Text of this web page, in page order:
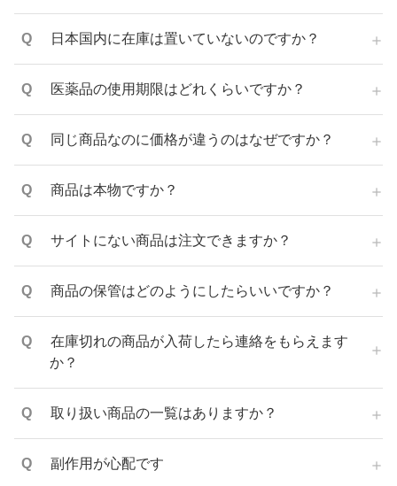
日本国内に在庫は置いていないのですか？
医薬品の使用期限はどれくらいですか？
同じ商品なのに価格が違うのはなぜですか？
商品は本物ですか？
サイトにない商品は注文できますか？
商品の保管はどのようにしたらいいですか？
在庫切れの商品が入荷したら連絡をもらえます
か？
取り扱い商品の一覧はありますか？
副作用が心配です